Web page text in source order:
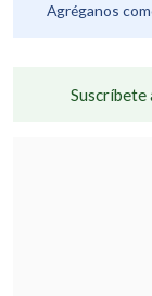
Agréganos
Suscríbete